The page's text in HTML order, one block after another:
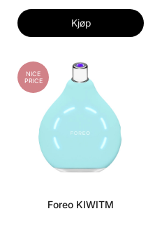
Kjøp
NICE
PRICE
Foreo KIWITM